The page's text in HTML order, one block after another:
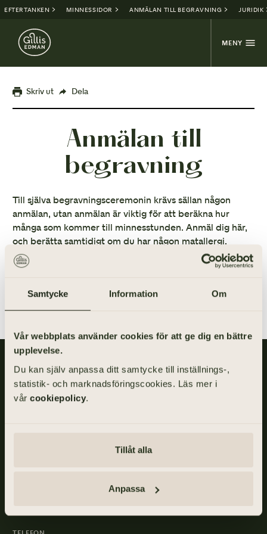
Samtycke Information Om
Vår webbplats använder cookies för att ge dig en bättre
upplevelse.
Du kan själv anpassa ditt samtycke till inställnings-,
statistik- och marknadsföringscookies. Läs mer i
vår cookiepolicy.
Tillåt alla
Anpassa
EFTERTANKEN MINNESSIDOR ANMÄLAN TILL BEGRAVNING JURIDIK
MENY
Skriv ut Dela
Anmälan till
begravning
Till själva begravningsceremonin krävs sällan någon
anmälan, utan anmälan är viktig för att beräkna hur
många som kommer till minnesstunden. Anmäl dig här,
och berätta samtidigt om du har någon matallergi.
Gillis Edman är en av Sveriges mest anlitade begravningsbyråer.
På våra kontor fördelade över hela Västsverige hjälper vi kunder
med personliga begravningar och familjejuridik.